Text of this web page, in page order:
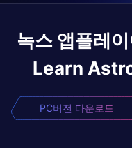
녹스 앱플레
Learn
PC버전 다운로드